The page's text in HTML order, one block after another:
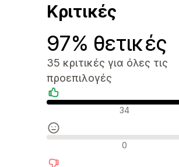
Κριτικές
97% θετικές
35 κριτικές για όλες τις
προεπιλογές
Θετικές κριτικές34
Ουδέτερες κριτικές
0